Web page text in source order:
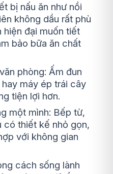
bị nấu ăn như nồi
không dầu rất phù
hiện đại muốn tiết
bảo bữa ăn chất
phòng: Ấm đun
máy ép trái cây
tiện lợi hơn.
một mình: Bếp từ,
có thiết kế nhỏ gọn,
với không gian
cách sống lành